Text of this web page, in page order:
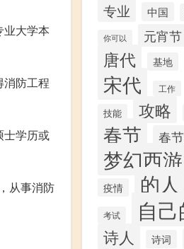
大学本
防工程
士学历或
从事消防
专业 中国
你可以 元宵节
唐代 基地
宋代 工作
技能 攻略
春节 春
梦幻西游
疫情 的人
考试 自
诗人 诗词